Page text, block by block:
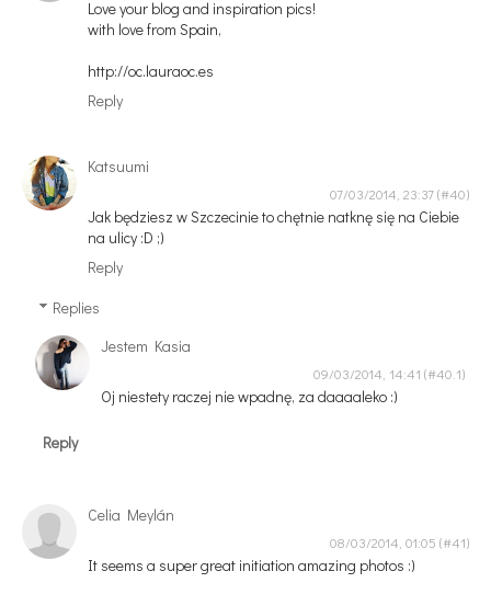
Love your blog and inspiration pics!
with love from Spain,
http://oc.lauraoc.es
Reply
Katsuumi
07/03/2014, 23:37
Jak będziesz w Szczecinie to chętnie natknę się na Ciebie
na ulicy :D ;)
Reply
Replies
Jestem Kasia
09/03/2014, 14:41
Oj niestety raczej nie wpadnę, za daaaaleko :)
Reply
Celia Meylán
08/03/2014, 01:05
It seems a super great initiation amazing photos :)